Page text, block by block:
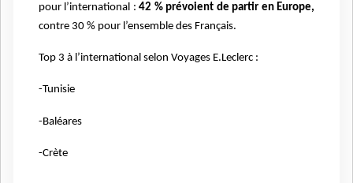
pour l’international :42 % prévoient de partir en Europe,
contre 30 % pour l’ensemble des Français.
Top 3 à l’international selon Voyages E.Leclerc :
-Tunisie
-Baléares
-Crète